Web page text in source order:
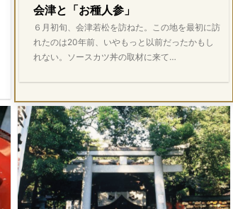
会津と「お種人参」
６月初旬、会津若松を訪ねた。この地を最初に訪
れたのは20年前、いやもっと以前だったかもし
れない。ソースカツ丼の取材に来て…